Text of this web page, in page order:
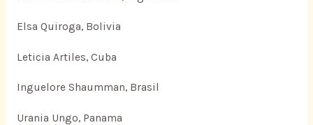
Elsa Quiroga, Bolivia
Leticia Artiles, Cuba
Inguelore Shaumman, Brasil
Urania Ungo, Panama